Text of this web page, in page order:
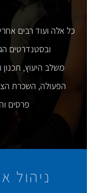
כל אלה ועוד רבים
ובסטנדרטים
משלב היעוץ, תכנון
הפעולה, השכרת
פרסים
ניהול